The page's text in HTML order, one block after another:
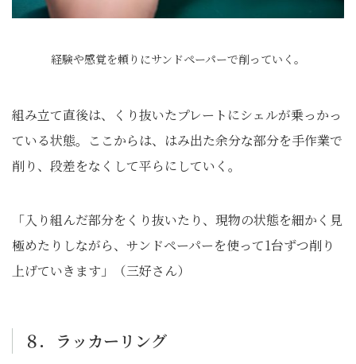
経験や感覚を頼りにサンドペーパーで削っていく。
組み立て直後は、くり抜いたプレートにシェルが乗っかっ
ている状態。ここからは、はみ出た余分な部分を手作業で
削り、段差をなくして平らにしていく。
「入り組んだ部分をくり抜いたり、現物の状態を細かく見
極めたりしながら、サンドペーパーを使って1台ずつ削り
上げていきます」（三好さん）
８．ラッカーリング